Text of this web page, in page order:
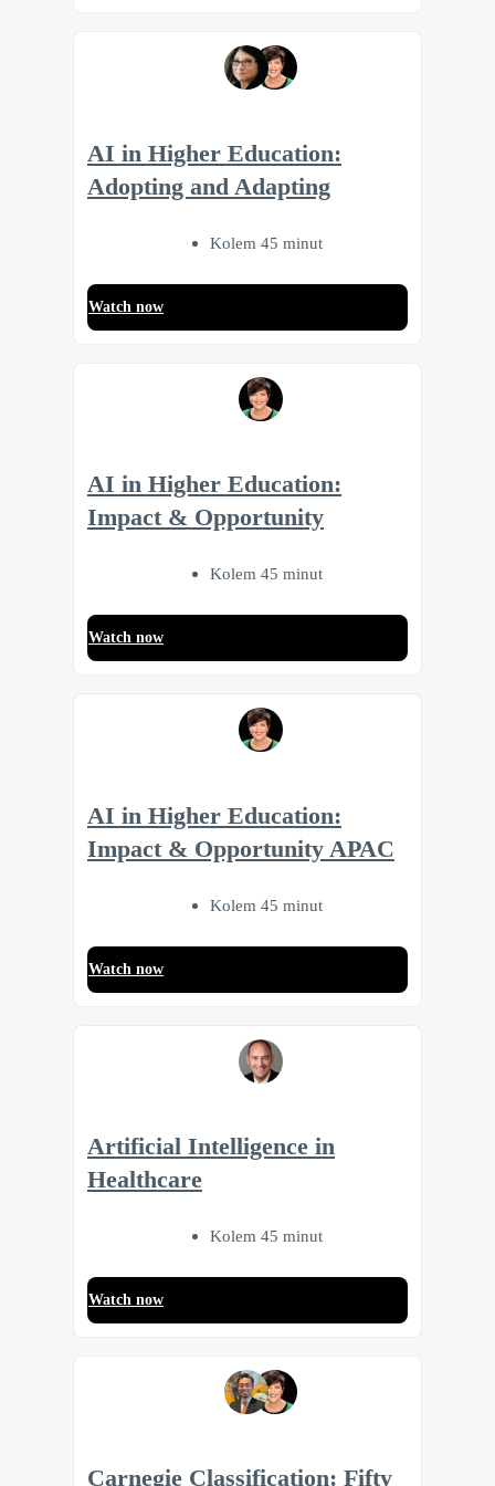
AI in Higher Education:
Adopting and Adapting
Kolem 45 minut
Watch now
AI in Higher Education:
Impact & Opportunity
Kolem 45 minut
Watch now
AI in Higher Education:
Impact & Opportunity APAC
Kolem 45 minut
Watch now
Artificial Intelligence in
Healthcare
Kolem 45 minut
Watch now
Carnegie Classification: Fifty